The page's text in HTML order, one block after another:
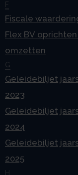
F
Fiscale
Flex BV
omzetten
G
Geleidebiljet
2023
Geleidebiljet
2024
Geleidebiljet
2025
H